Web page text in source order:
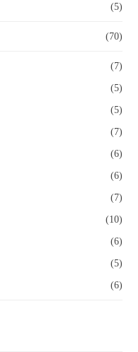
(5)
(70)
(7)
(5)
(5)
(7)
(6)
(6)
(7)
(10)
(6)
(5)
(6)